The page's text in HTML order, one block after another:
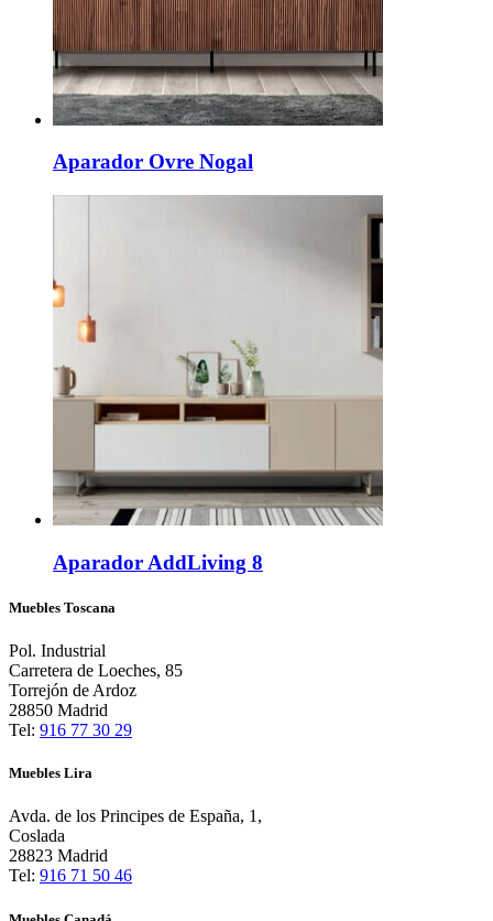
Aparador Ovre Nogal
Aparador AddLiving 8
Muebles Toscana
Pol. Industrial
Carretera de Loeches, 85
Torrejón de Ardoz
28850 Madrid
Tel: 916 77 30 29
Muebles Lira
Avda. de los Principes de España, 1,
Coslada
28823 Madrid
Tel: 916 71 50 46